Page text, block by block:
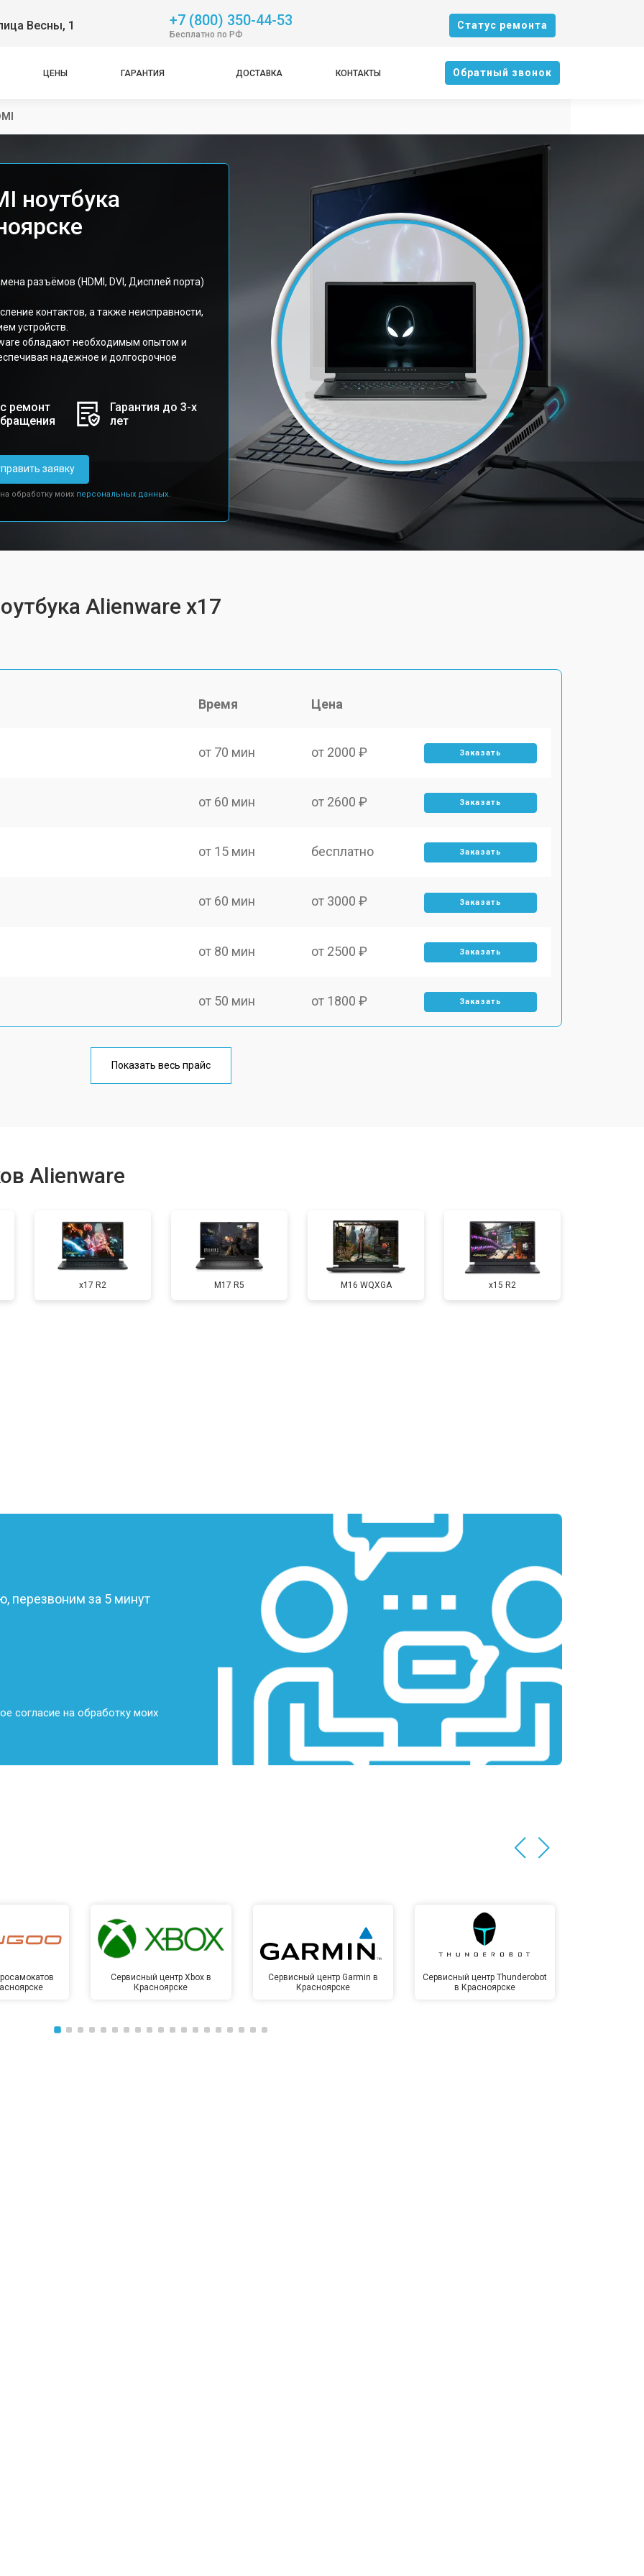
Весны, 1 +7 (800) 350-44-53
Бесплатно по РФ
Cтатус ремонта
ЦЕНЫ ГАРАНТИЯ ДОСТАВКА КОНТАКТЫ Oбратный звонок
ноутбука
разъёмов (HDMI, DVI, Дисплей порта)
контактов, а также неисправности,
устройств.
обладают необходимым опытом и
надежное и долгосрочное
ремонт
Гарантия до 3-х
лет
заявку
обработку моих персональных данных.
Alienware x17
Время Цена
от 70 мин от 2000 ₽ Заказать
от 60 мин от 2600 ₽ Заказать
от 15 мин бесплатно Заказать
от 60 мин от 3000 ₽ Заказать
от 80 мин от 2500 ₽ Заказать
от 50 мин от 1800 ₽ Заказать
от 100 мин
от 80 мин от 2300 ₽ Заказать
от 60 мин от 3300 ₽ Заказать
от 2300 ₽
от 2200 ₽ Заказать
от 3500 ₽ Заказать
от 70 мин Заказать
от 1700 ₽ Заказать
от 50 мин от 1500 ₽ Заказать
от 3500 ₽
Показать весь прайс
Alienware
x17 R2 M17 R5 M16 WQXGA x15 R2
перезвоним за 5 минут
согласие на обработку моих
Сервисный центр Xbox в
Красноярске
Сервисный центр Garmin в
Красноярске
Сервисный центр Thunderobot
в Красноярске